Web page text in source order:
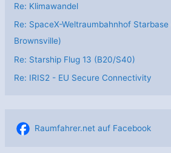
Re: Klimawandel
Re: SpaceX-Weltraumbahnhof
Brownsville)
Re: Starship Flug 13 (B20/S40)
Re: IRIS2 - EU Secure Connectivity
Raumfahrer.net auf Facebook